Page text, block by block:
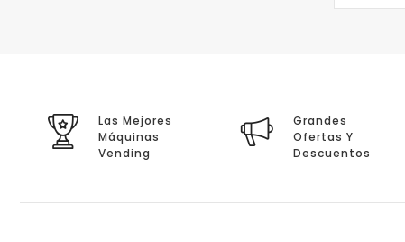
Las Mejores
Máquinas
Vending
Grandes
Ofertas Y
Descuentos